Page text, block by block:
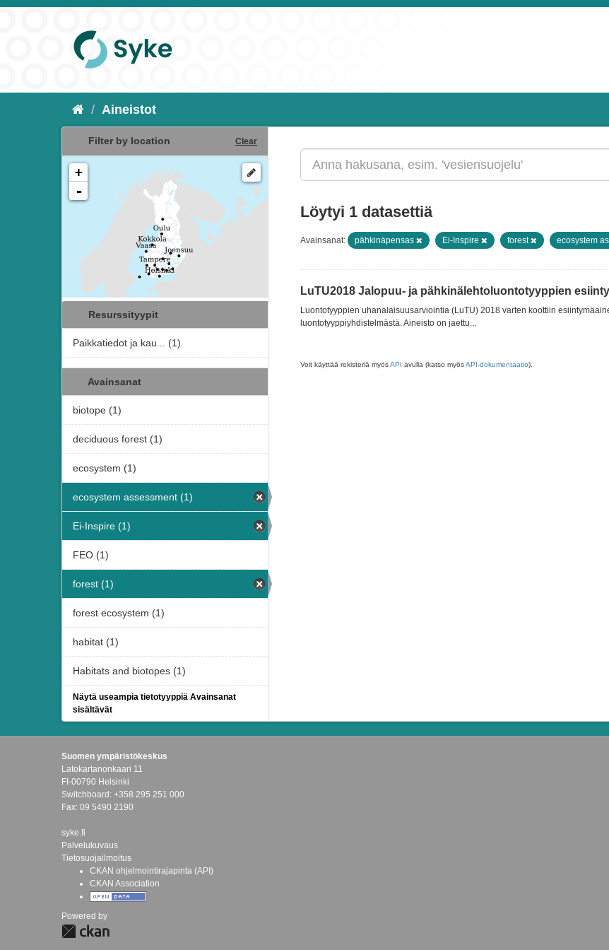
Aineistot
Filter by location Clear
+
-
Resurssityypit
Paikkatiedot ja kau... (1)
Avainsanat
biotope (1)
deciduous forest (1)
ecosystem (1)
ecosystem assessment (1)
Ei-Inspire (1)
FEO (1)
forest (1)
forest ecosystem (1)
habitat (1)
Habitats and biotopes (1)
Näytä useampia tietotyyppiä Avainsanat
sisältävät
Löytyi 1 datasettiä
Avainsanat: pähkinäpensas Ei-Inspire forest ecosystem
LuTU2018 Jalopuu- ja pähkinälehtoluontotyyppien
Luontotyyppien uhanalaisuusarviointia (LuTU) 2018 varten koottiin
luontotyyppiyhdistelmästä. Aineisto on jaettu...
Voit käyttää rekisteriä myösAPI avulla (katso myösAPI-dokumentaatio).
Suomen ympäristökeskus
Latokartanonkaari 11
FI-00790 Helsinki
Switchboard: +358 295 251 000
Fax: 09 5490 2190
syke.fi
Palvelukuvaus
Tietosuojailmoitus
CKAN ohjelmointirajapinta (API)
CKAN Association
Powered by